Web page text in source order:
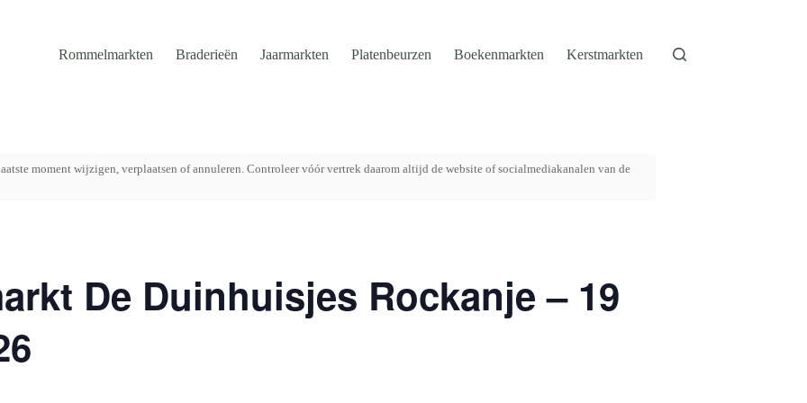
Rommelmarkten Braderieën Jaarmarkten Platenbeurzen Boekenmarkten Kerstmarkten
moment wijzigen, verplaatsen of annuleren. Controleer vóór vertrek daarom altijd de website of socialmediakanalen van de
De Duinhuisjes Rockanje – 19